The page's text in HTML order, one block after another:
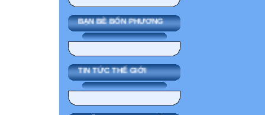
BẠN BÈ BỐN PHƯƠNG
TIN TỨC THẾ GIỚI